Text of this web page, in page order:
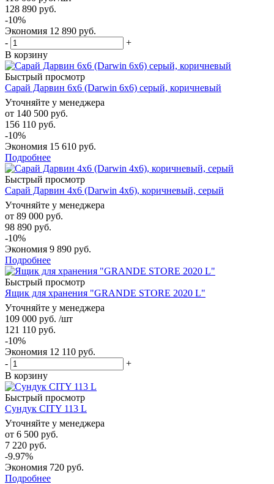
128 890 руб.
-10%
Экономия 12 890 руб.
-
+
В корзину
Быстрый просмотр
Сарай Дарвин 6х6 (Darwin 6x6) серый, коричневый
Уточняйте у менеджера
от 140 500 руб.
156 110 руб.
-10%
Экономия 15 610 руб.
Подробнее
Быстрый просмотр
Сарай Дарвин 4х6 (Darwin 4х6), коричневый, серый
Уточняйте у менеджера
от 89 000 руб.
98 890 руб.
-10%
Экономия 9 890 руб.
Подробнее
Быстрый просмотр
Ящик для хранения "GRANDE STORE 2020 L"
Уточняйте у менеджера
109 000 руб. /шт
121 110 руб.
-10%
Экономия 12 110 руб.
-
+
В корзину
Быстрый просмотр
Сундук CITY 113 L
Уточняйте у менеджера
от 6 500 руб.
7 220 руб.
-9.97%
Экономия 720 руб.
Подробнее